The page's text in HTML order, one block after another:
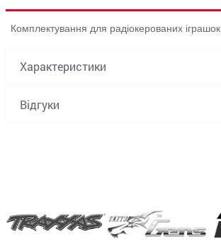
Комплектування для радіокерованих іграшок
Характеристики
Відгуки